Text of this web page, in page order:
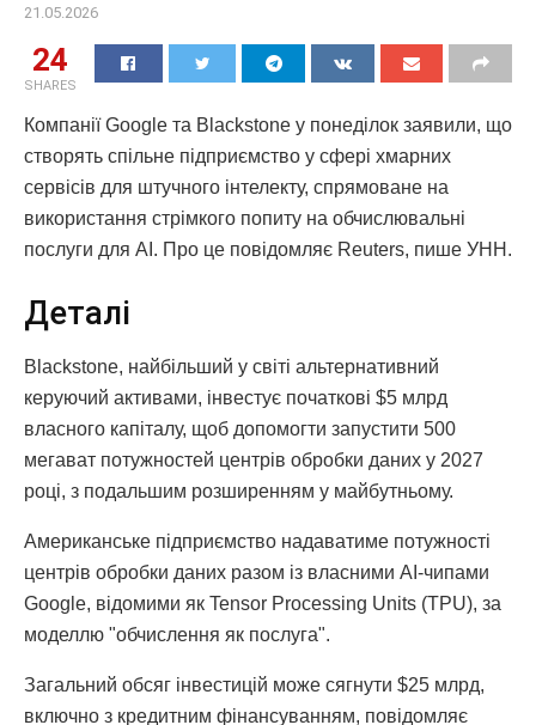
21.05.2026
24
SHARES
Компанії Google та Blackstone у понеділок заявили, що
створять спільне підприємство у сфері хмарних
сервісів для штучного інтелекту, спрямоване на
використання стрімкого попиту на обчислювальні
послуги для AI. Про це повідомляє Reuters, пише УНН.
Деталі
Blackstone, найбільший у світі альтернативний
керуючий активами, інвестує початкові $5 млрд
власного капіталу, щоб допомогти запустити 500
мегават потужностей центрів обробки даних у 2027
році, з подальшим розширенням у майбутньому.
Американське підприємство надаватиме потужності
центрів обробки даних разом із власними AI-чипами
Google, відомими як Tensor Processing Units (TPU), за
моделлю "обчислення як послуга".
Загальний обсяг інвестицій може сягнути $25 млрд,
включно з кредитним фінансуванням, повідомляє